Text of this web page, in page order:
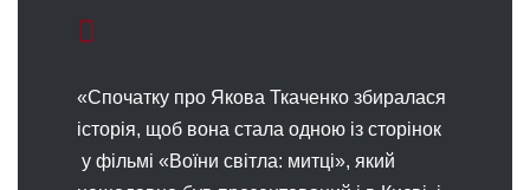
«Спочатку про Якова Ткаченко збиралася
історія, щоб вона стала одною із сторінок
у фільмі «Воїни світла: митці», який